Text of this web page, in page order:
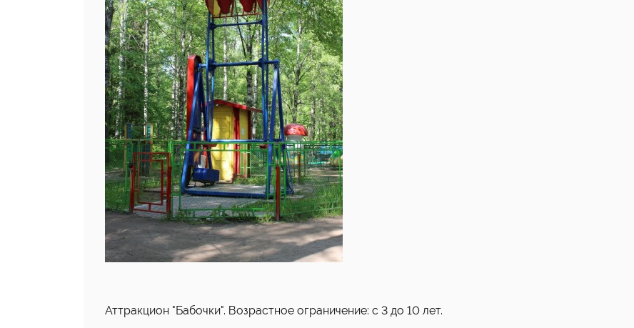
Аттракцион "Бабочки". Возрастное ограничение: с 3 до 10 лет.